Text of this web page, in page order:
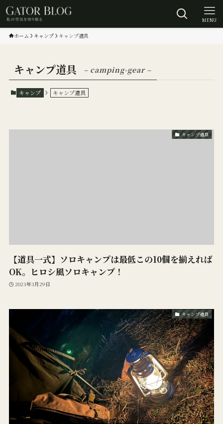
MENU
ホーム キャンプ キャンプ道具
キャンプ道具 – camping-gear –
キャンプ キャンプ道具
キャンプ道具
【道具一式】ソロキャンプは最低この10個を揃えれば
OK。ヒロシ風ソロキャンプ！
2023年3月29日
キャンプ道具